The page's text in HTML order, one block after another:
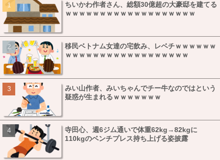
ちいかわ作者さん、総額30億超の大豪邸を建てる
ｗｗｗｗｗｗｗｗｗｗｗｗｗｗｗｗｗｗｗ
移民ベトナム女達の宅飲み、レベチｗｗｗｗｗｗ
ｗｗｗｗｗｗｗｗｗｗｗｗｗｗｗｗｗｗ
みい山作者、みいちゃんでチー牛なのではという
疑惑が生まれるｗｗｗｗｗｗｗ
寺田心、週6ジム通いで体重62kg→82kgに
110kgのベンチプレス持ち上げる姿披露